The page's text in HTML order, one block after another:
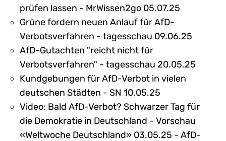
prüfen lassen - MrWissen2go 05.07.25
Grüne fordern neuen Anlauf für AfD-
Verbotsverfahren - tagesschau 09.06.25
AfD-Gutachten "reicht nicht für
Verbotsverfahren" - tagesschau 20.05.25
Kundgebungen für AfD-Verbot in vielen
deutschen Städten - SN 10.05.25
Video: Bald AfD-Verbot? Schwarzer Tag für
die Demokratie in Deutschland - Vorschau
«Weltwoche Deutschland» 03.05.25 - AfD-